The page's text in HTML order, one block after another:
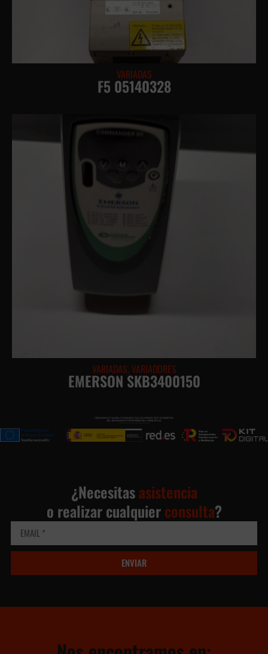
VARIADAS
F5 05140328
VARIADAS, VARIADORES
EMERSON SKB3400150
¿Necesitasasistencia
o realizar cualquierconsulta?
ENVIAR